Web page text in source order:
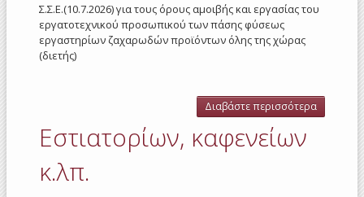
Σ.Σ.Ε.(10.7.2026) για τους όρους αμοιβής και εργασίας του
εργατοτεχνικού προσωπικού των πάσης φύσεως
εργαστηρίων ζαχαρωδών προϊόντων όλης της χώρας
(διετής)
Διαβάστε περισσότερα
Εστιατορίων, καφενείων
κ.λπ.